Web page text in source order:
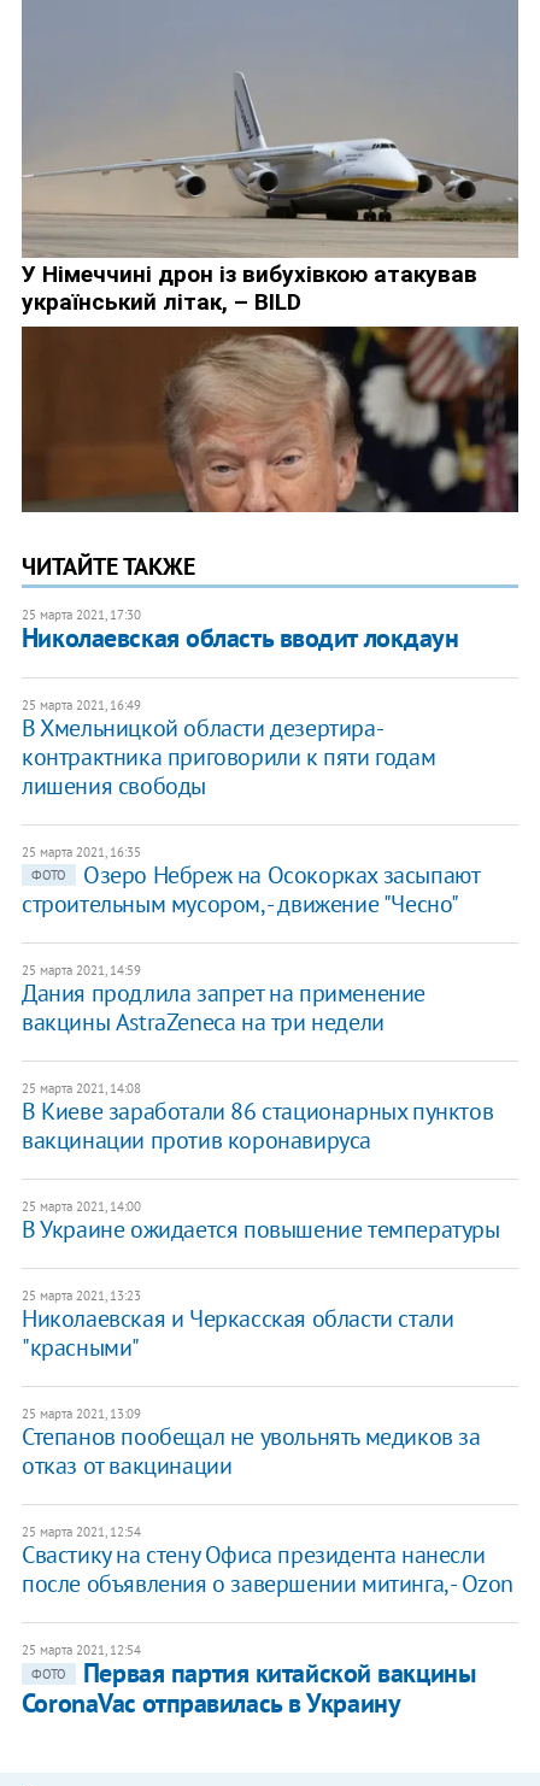
ЧИТАЙТЕ ТАКЖЕ
25 марта 2021, 17:30
Николаевская область вводит локдаун
25 марта 2021, 16:49
В Хмельницкой области дезертира-
контрактника приговорили к пяти годам
лишения свободы
25 марта 2021, 16:35
ФОТО
Озеро Небреж на Осокорках засыпают
строительным мусором, - движение "Чесно"
25 марта 2021, 14:59
Дания продлила запрет на применение
вакцины AstraZeneca на три недели
25 марта 2021, 14:08
В Киеве заработали 86 стационарных пунктов
вакцинации против коронавируса
25 марта 2021, 14:00
В Украине ожидается повышение температуры
25 марта 2021, 13:23
Николаевская и Черкасская области стали
"красными"
25 марта 2021, 13:09
Степанов пообещал не увольнять медиков за
отказ от вакцинации
25 марта 2021, 12:54
Свастику на стену Офиса президента нанесли
после объявления о завершении митинга, - Ozon
25 марта 2021, 12:54
ФОТО
Первая партия китайской вакцины
CoronaVac отправилась в Украину